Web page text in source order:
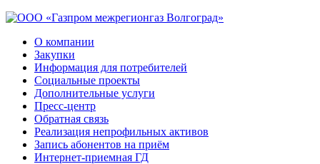
О компании
Закупки
Информация для потребителей
Социальные проекты
Дополнительные услуги
Пресс-центр
Обратная связь
Реализация непрофильных активов
Запись абонентов на приём
Интернет-приемная ГД